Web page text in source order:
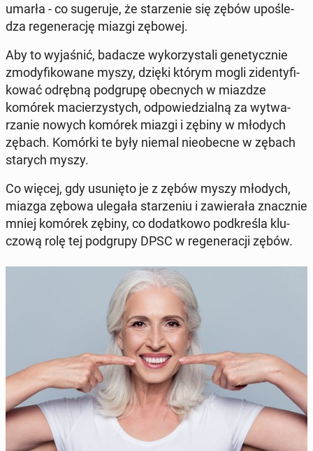
umar­ła - co su­ge­ru­je, że sta­rze­nie się zębów upo­śle­
dza re­ge­ne­ra­cję miazgi zębowej.
Aby to wy­ja­śnić, badacze wy­ko­rzy­sta­li ge­ne­tycz­nie
zmo­dy­fi­ko­wa­ne myszy, dzięki którym mogli zi­den­ty­fi­
ko­wać odrębną pod­gru­pę obec­nych w miazdze
komórek ma­cie­rzy­stych, od­po­wie­dzial­ną za wy­twa­
rza­nie nowych komórek miazgi i zębiny w młodych
zębach. Komórki te były niemal nie­obec­ne w zębach
starych myszy.
Co więcej, gdy usu­nię­to je z zębów myszy młodych,
miazga zębowa ulegała sta­rze­niu i za­wie­ra­ła znacz­nie
mniej komórek zębiny, co do­dat­ko­wo pod­kre­śla klu­
czo­wą rolę tej pod­gru­py DPSC w re­ge­ne­ra­cji zębów.